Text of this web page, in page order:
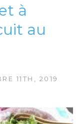
à
au
11TH, 2019